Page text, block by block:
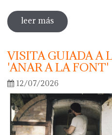
leer más sobre 76ª
VISITA GUIADA A
'ANAR A LA FONT'
12/07/2026